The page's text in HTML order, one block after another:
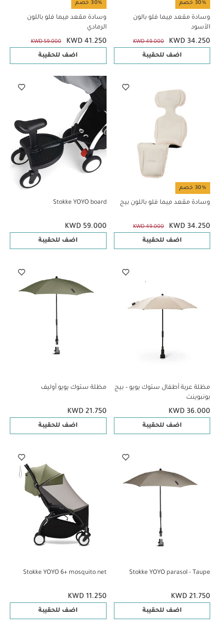
30% خصم
وسادة مقعد مِيما فلو بالون
الأسود
KWD 34.250
KWD 49.000
اضف للحقيبة
30% خصم
وسادة مقعد مِيما فلو باللون
الرمادي
KWD 41.250
KWD 59.000
اضف للحقيبة
30% خصم
وسادة مقعد مِيما فلو باللون بيج
KWD 34.250
KWD 49.000
اضف للحقيبة
Stokke YOYO board
KWD 59.000
اضف للحقيبة
مظلة عربة أطفال ستوك يويو – بيج
بونبوينت
KWD 36.000
اضف للحقيبة
مظلة ستوك يويو أوليف
KWD 21.750
اضف للحقيبة
Stokke YOYO parasol - Taupe
KWD 21.750
اضف للحقيبة
Stokke YOYO 6+ mosquito net
KWD 11.250
اضف للحقيبة